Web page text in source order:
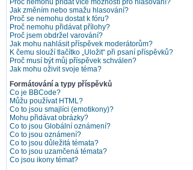
Proč nemohu přidat více možností pro hlasování?
Jak změním nebo smažu hlasování?
Proč se nemohu dostat k fóru?
Proč nemohu přidávat přílohy?
Proč jsem obdržel varování?
Jak mohu nahlásit příspěvek moderátorům?
K čemu slouží tlačítko „Uložit“ při psaní příspěvků?
Proč musí být můj příspěvek schválen?
Jak mohu oživit svoje téma?
Formátování a typy příspěvků
Co je BBCode?
Můžu používat HTML?
Co to jsou smajlíci (emotikony)?
Mohu přidávat obrázky?
Co to jsou Globální oznámení?
Co to jsou oznámení?
Co to jsou důležitá témata?
Co to jsou uzamčená témata?
Co jsou ikony témat?